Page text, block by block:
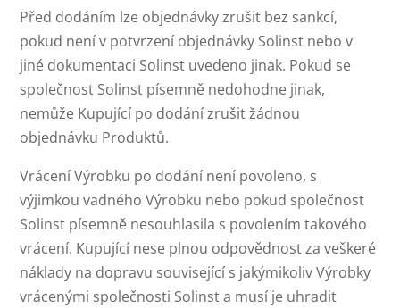
Před dodáním lze objednávky zrušit bez sankcí,
pokud není v potvrzení objednávky Solinst nebo v
jiné dokumentaci Solinst uvedeno jinak. Pokud se
společnost Solinst písemně nedohodne jinak,
nemůže Kupující po dodání zrušit žádnou
objednávku Produktů.
Vrácení Výrobku po dodání není povoleno, s
výjimkou vadného Výrobku nebo pokud společnost
Solinst písemně nesouhlasila s povolením takového
vrácení. Kupující nese plnou odpovědnost za veškeré
náklady na dopravu související s jakýmikoliv Výrobky
vrácenými společnosti Solinst a musí je uhradit